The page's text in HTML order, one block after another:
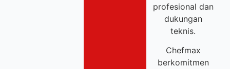
profesional dan
dukungan
teknis.
Chefmax
berkomitmen